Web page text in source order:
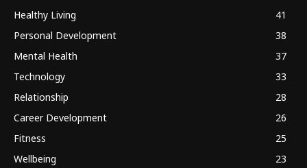
Healthy Living
41
Personal Development
38
Mental Health
37
Technology
33
Relationship
28
Career Development
26
Fitness
25
Wellbeing
23